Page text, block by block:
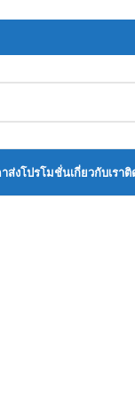
ส่งโปรโมชั่นเกี่ยวกับเราติ